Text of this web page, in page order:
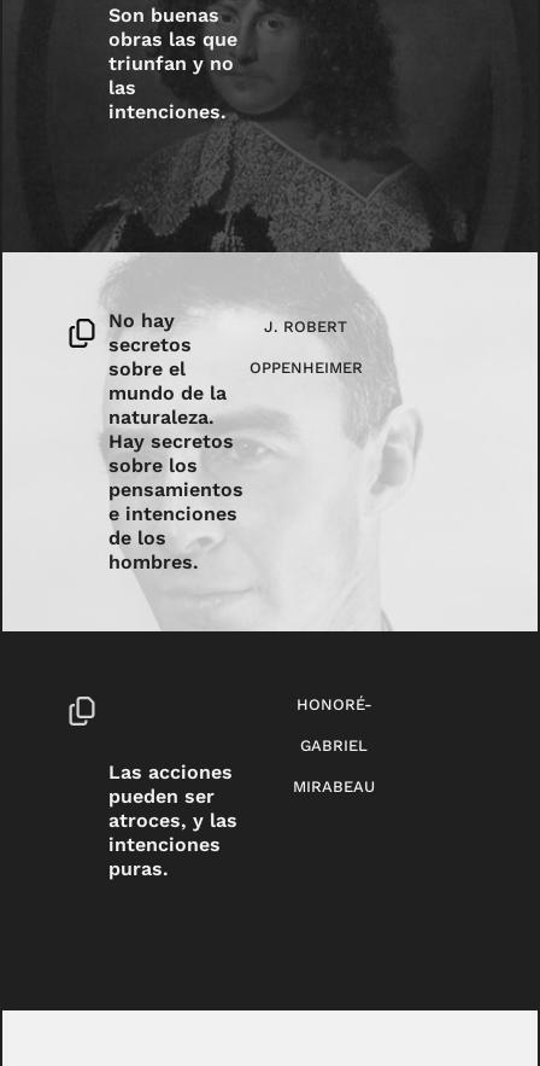
Son buenas
obras las que
triunfan y no
las
intenciones.
No hay
secretos
sobre el
mundo de la
naturaleza.
Hay secretos
sobre los
pensamientos
e intenciones
de los
hombres.
J. ROBERT
OPPENHEIMER
Las acciones
pueden ser
atroces, y las
intenciones
puras.
HONORÉ-
GABRIEL
MIRABEAU